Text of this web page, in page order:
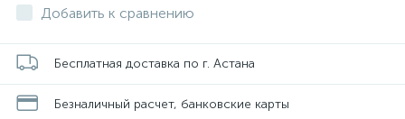
Добавить к сравнению
Бесплатная доставка по г. Астана
Безналичный расчет, банковские карты